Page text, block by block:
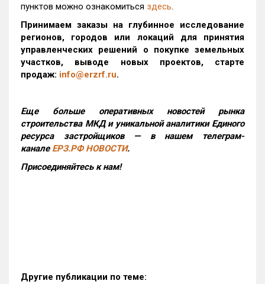
пунктов можно ознакомиться здесь.
Принимаем заказы на глубинное исследование
регионов, городов или локаций для принятия
управленческих решений о покупке земельных
участков, выводе новых проектов, старте
продаж: info@erzrf.ru.
Еще больше оперативных новостей рынка
строительства МКД и уникальной аналитики Единого
ресурса застройщиков — в нашем телеграм-
канале ЕРЗ.РФ НОВОСТИ.
Присоединяйтесь к нам!
Другие публикации по теме: